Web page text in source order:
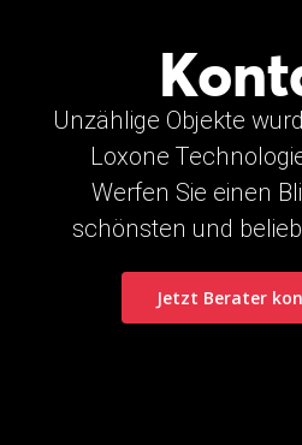
Unzählige Objekte
Loxone
Werfen Sie einen
schönsten und
Jetzt Berater